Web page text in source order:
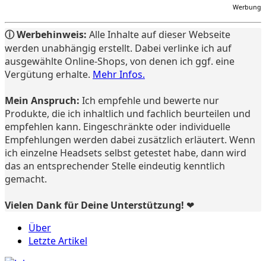
Werbung
ⓘ Werbehinweis: Alle Inhalte auf dieser Webseite
werden unabhängig erstellt. Dabei verlinke ich auf
ausgewählte Online-Shops, von denen ich ggf. eine
Vergütung erhalte. Mehr Infos.
Mein Anspruch: Ich empfehle und bewerte nur
Produkte, die ich inhaltlich und fachlich beurteilen und
empfehlen kann. Eingeschränkte oder individuelle
Empfehlungen werden dabei zusätzlich erläutert. Wenn
ich einzelne Headsets selbst getestet habe, dann wird
das an entsprechender Stelle eindeutig kenntlich
gemacht.
Vielen Dank für Deine Unterstützung! ❤️
Über
Letzte Artikel